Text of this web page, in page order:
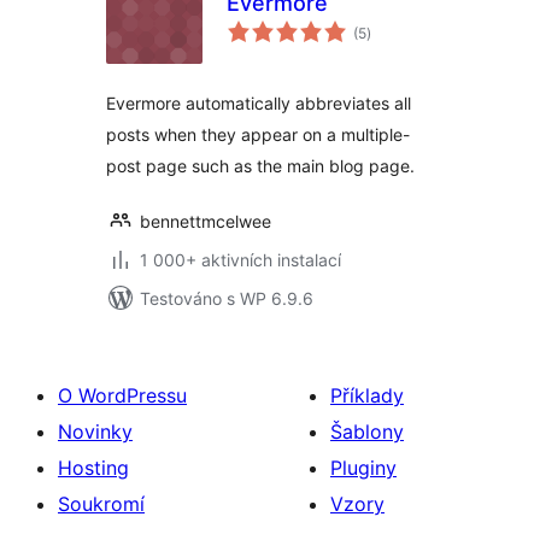
(5celkové
hodnocení
)
Evermore automatically abbreviates all
posts when they appear on a multiple-
post page such as the main blog page.
bennettmcelwee
1 000+ aktivních instalací
Testováno s WP 6.9.6
O WordPressu
Novinky
Hosting
Soukromí
Příklady
Šablony
Pluginy
Vzory